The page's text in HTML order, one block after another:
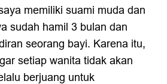
memiliki suami muda dan
sudah hamil 3 bulan dan
seorang bayi. Karena itu,
setiap wanita tidak akan
berjuang untuk